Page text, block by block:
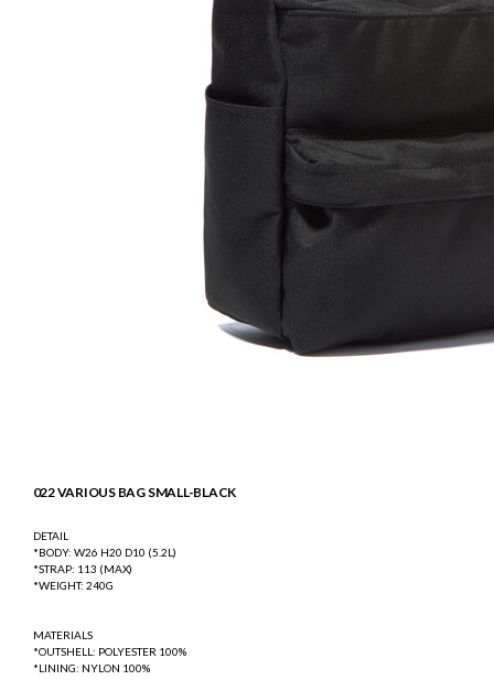
022 VARIOUS BAG SMALL-BLACK
DETAIL
*BODY: W26 H20 D10 (5.2L)
*STRAP: 113 (MAX)
*WEIGHT: 240G
MATERIALS
*OUTSHELL: POLYESTER 100%
*LINING: NYLON 100%